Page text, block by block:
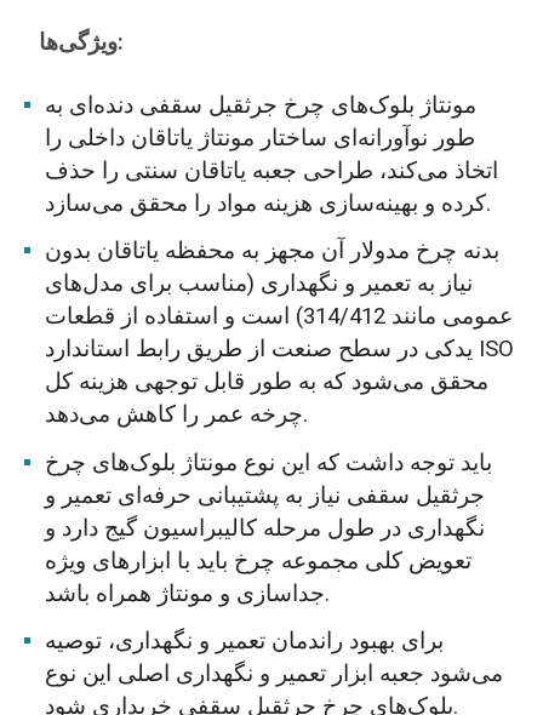
ویژگی‌ها:
مونتاژ بلوک‌های چرخ جرثقیل سقفی دنده‌ای به
طور نوآورانه‌ای ساختار مونتاژ یاتاقان داخلی را
اتخاذ می‌کند، طراحی جعبه یاتاقان سنتی را حذف
کرده و بهینه‌سازی هزینه مواد را محقق می‌سازد.
بدنه چرخ مدولار آن مجهز به محفظه یاتاقان بدون
نیاز به تعمیر و نگهداری (مناسب برای مدل‌های
عمومی مانند 314/412) است و استفاده از قطعات
یدکی در سطح صنعت از طریق رابط استاندارد ISO
محقق می‌شود که به طور قابل توجهی هزینه کل
چرخه عمر را کاهش می‌دهد.
باید توجه داشت که این نوع مونتاژ بلوک‌های چرخ
جرثقیل سقفی نیاز به پشتیبانی حرفه‌ای تعمیر و
نگهداری در طول مرحله کالیبراسیون گیج دارد و
تعویض کلی مجموعه چرخ باید با ابزارهای ویژه
جداسازی و مونتاژ همراه باشد.
برای بهبود راندمان تعمیر و نگهداری، توصیه
می‌شود جعبه ابزار تعمیر و نگهداری اصلی این نوع
بلوک‌های چرخ جرثقیل سقفی خریداری شود.